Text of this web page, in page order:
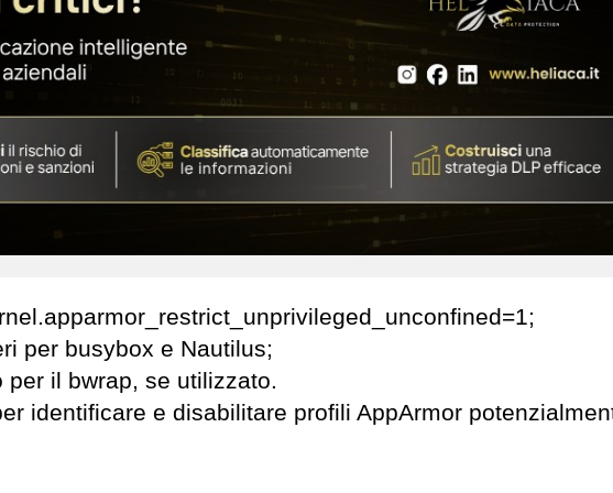
per busybox e Nautilus;
il bwrap, se utilizzato.
identificare e disabilitare profili AppArmor